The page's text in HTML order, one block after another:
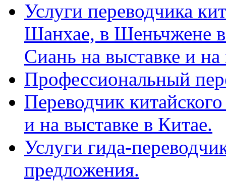
Услуги переводчика
Шанхае, в Шеньчжене
Сиань на выставке и
Профессиональный
Переводчик
и на выставке в Китае.
Услуги гида-
предложения.